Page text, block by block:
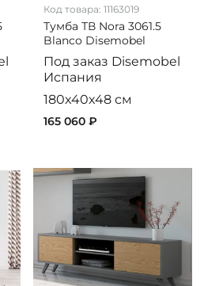
Код товара: 11163019
Тумба ТВ Nora 3061.5
Blanco Disemobel
Под заказ Disemobel
Испания
180x40x48 см
165 060 ₽